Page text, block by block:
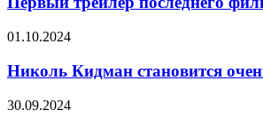
(2024)
трейлеры,
выхода
фильма
Клинта
«Присяжный
номер
Николь
становится
очень
порочной
в
01.10.2024
Николь Кидман становится
Atomic
30.09.2024